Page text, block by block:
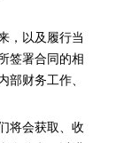
，以及履行当
签署合同的相
部财务工作、
将会获取、收